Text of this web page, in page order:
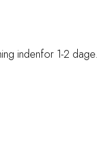
indenfor 1-2 dage.